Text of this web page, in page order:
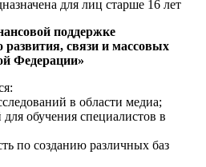
для лиц старше 16 лет
поддержке
связи и массовых
Федерации»
в области медиа;
обучения специалистов в
по созданию различных баз